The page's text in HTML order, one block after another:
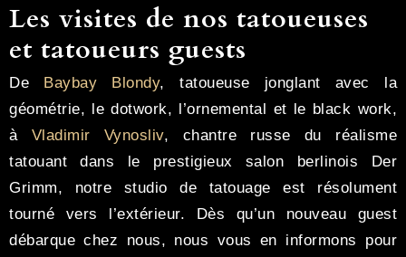
Les visites de nos tatoueuses
et tatoueurs guests
De Baybay Blondy, tatoueuse jonglant avec la
géométrie, le dotwork, l’ornemental et le black work,
à Vladimir Vynosliv, chantre russe du réalisme
tatouant dans le prestigieux salon berlinois Der
Grimm, notre studio de tatouage est résolument
tourné vers l’extérieur. Dès qu’un nouveau guest
débarque chez nous, nous vous en informons pour